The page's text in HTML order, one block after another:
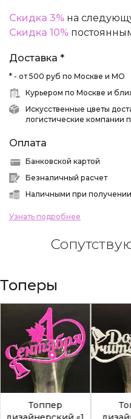
Скидка 3% на
Скидка 10%
Доставка *
* - от 500 руб по Москве и МО
Курьером по Москве и
Искусственные цветы
логистические компании
Оплата
Банковской картой
Безналичный расчет
Наличными при получении
Узнать подробнее
Топеры
Топпер